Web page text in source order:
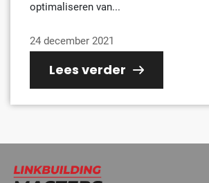
optimaliseren van...
Lees verder
24 december 2021